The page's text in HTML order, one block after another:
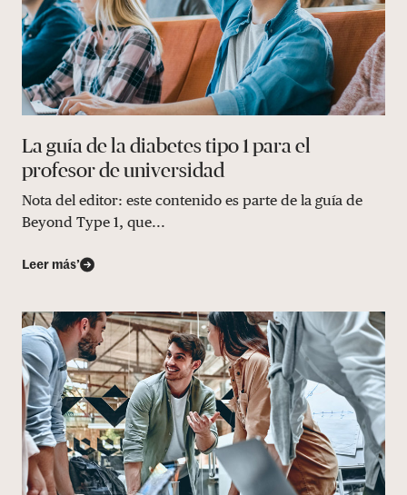
La guía de la diabetes tipo 1 para el
profesor de universidad
Nota del editor: este contenido es parte de la guía de
Beyond Type 1, que...
Leer más’